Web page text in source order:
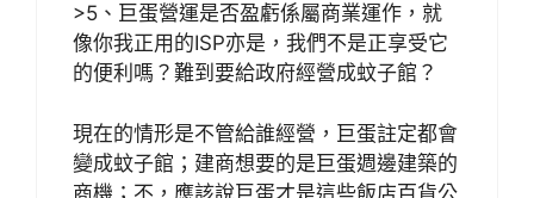
>5、巨蛋營運是否盈虧係屬商業運作，就
像你我正用的ISP亦是，我們不是正享受它
的便利嗎？難到要給政府經營成蚊子館？
現在的情形是不管給誰經營，巨蛋註定都會
變成蚊子館；建商想要的是巨蛋週邊建築的
商機；不，應該說巨蛋才是這些飯店百貨公